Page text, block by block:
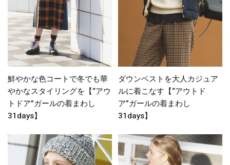
鮮やかな色コートで冬でも華
やかなスタイリングを【“アウ
トドア”ガールの着まわし
31days】
ダウンベストを大人カジュア
ルに着こなす【“アウトド
ア”ガールの着まわし
31days】